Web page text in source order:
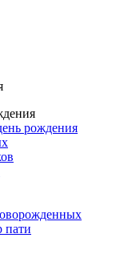
рождения
пати